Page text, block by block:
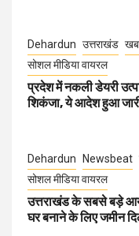
Dehardun उत्तराखंड
सोशल मीडिया वायरल
प्रदेश में नकली डेयरी
शिकंजा, ये आदेश हुआ
Dehardun Newsbeat
सोशल मीडिया वायरल
उत्तराखंड के सबसे बड़े
घर बनाने के लिए जमीन